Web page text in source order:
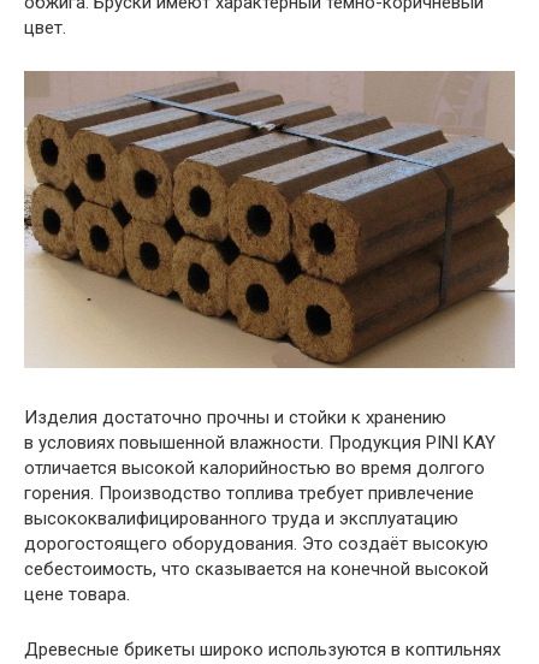
цвет.
Изделия достаточно прочны и стойки к хранению
в условиях повышенной влажности. Продукция PINI KAY
отличается высокой калорийностью во время долгого
горения. Производство топлива требует привлечение
высококвалифицированного труда и эксплуатацию
дорогостоящего оборудования. Это создаёт высокую
себестоимость, что сказывается на конечной высокой
цене товара.
Древесные брикеты широко используются в коптильнях